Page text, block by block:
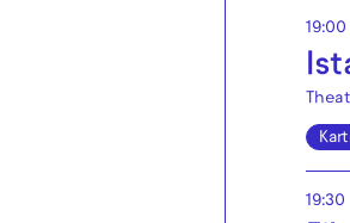
19:00
19:30